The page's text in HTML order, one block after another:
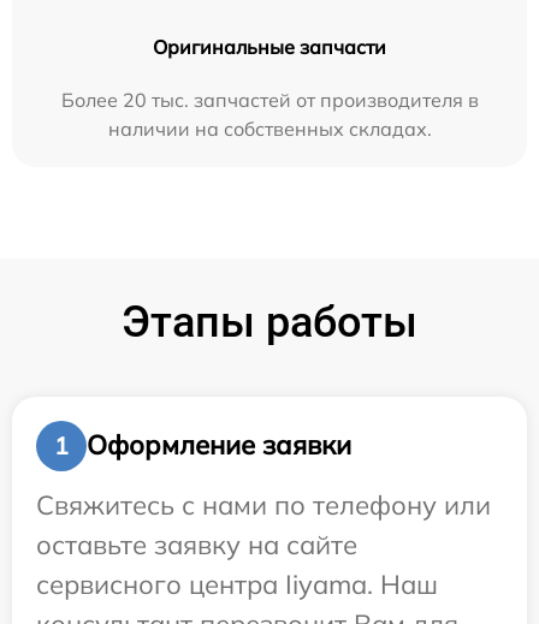
Оригинальные запчасти
Более 20 тыс. запчастей от производителя в
наличии на собственных складах.
Этапы работы
1
Оформление заявки
Свяжитесь с нами по телефону или
оставьте заявку на сайте
сервисного центра Iiyama. Наш